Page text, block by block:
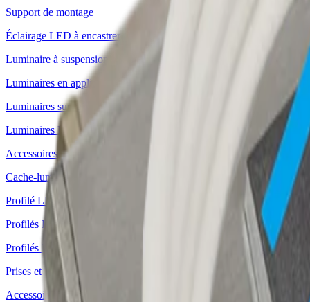
Support de montage
Éclairage LED à encastrer
Luminaire à suspension
Luminaires en applique
Luminaires sur rail
Luminaires LED profilés
Accessoires de montage
Cache-lumière
Profilé LED à encastrer
Profilés LED d'angle
Profilés LED en applique
Prises et sations de recharge
Accessoires pour prises